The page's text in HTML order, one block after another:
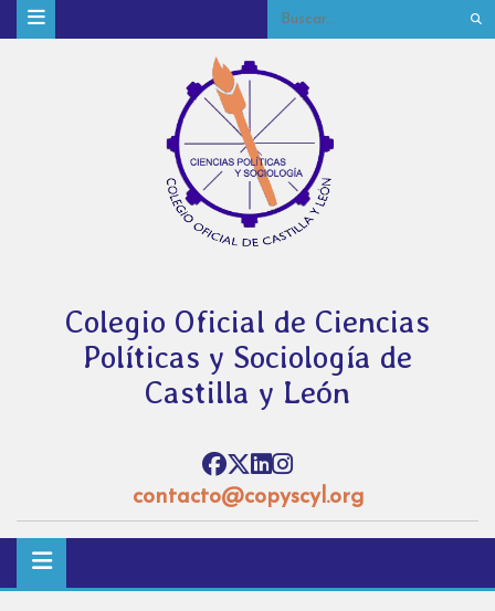
Colegio Oficial de Ciencias
Políticas y Sociología de
Castilla y León
contacto@copyscyl.org